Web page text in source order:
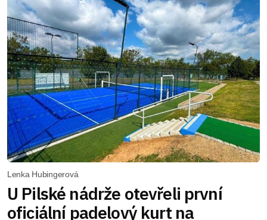
Lenka Hubingerová
U Pilské nádrže otevřeli první
oficiální padelový kurt na